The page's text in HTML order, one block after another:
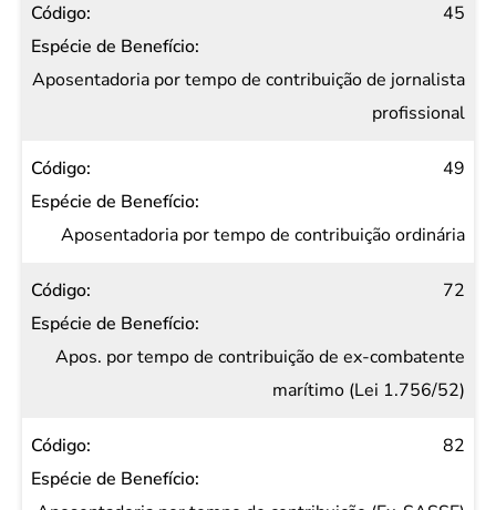
45
Aposentadoria por tempo de contribuição de jornalista
profissional
49
Aposentadoria por tempo de contribuição ordinária
72
Apos. por tempo de contribuição de ex-combatente
marítimo (Lei 1.756/52)
82